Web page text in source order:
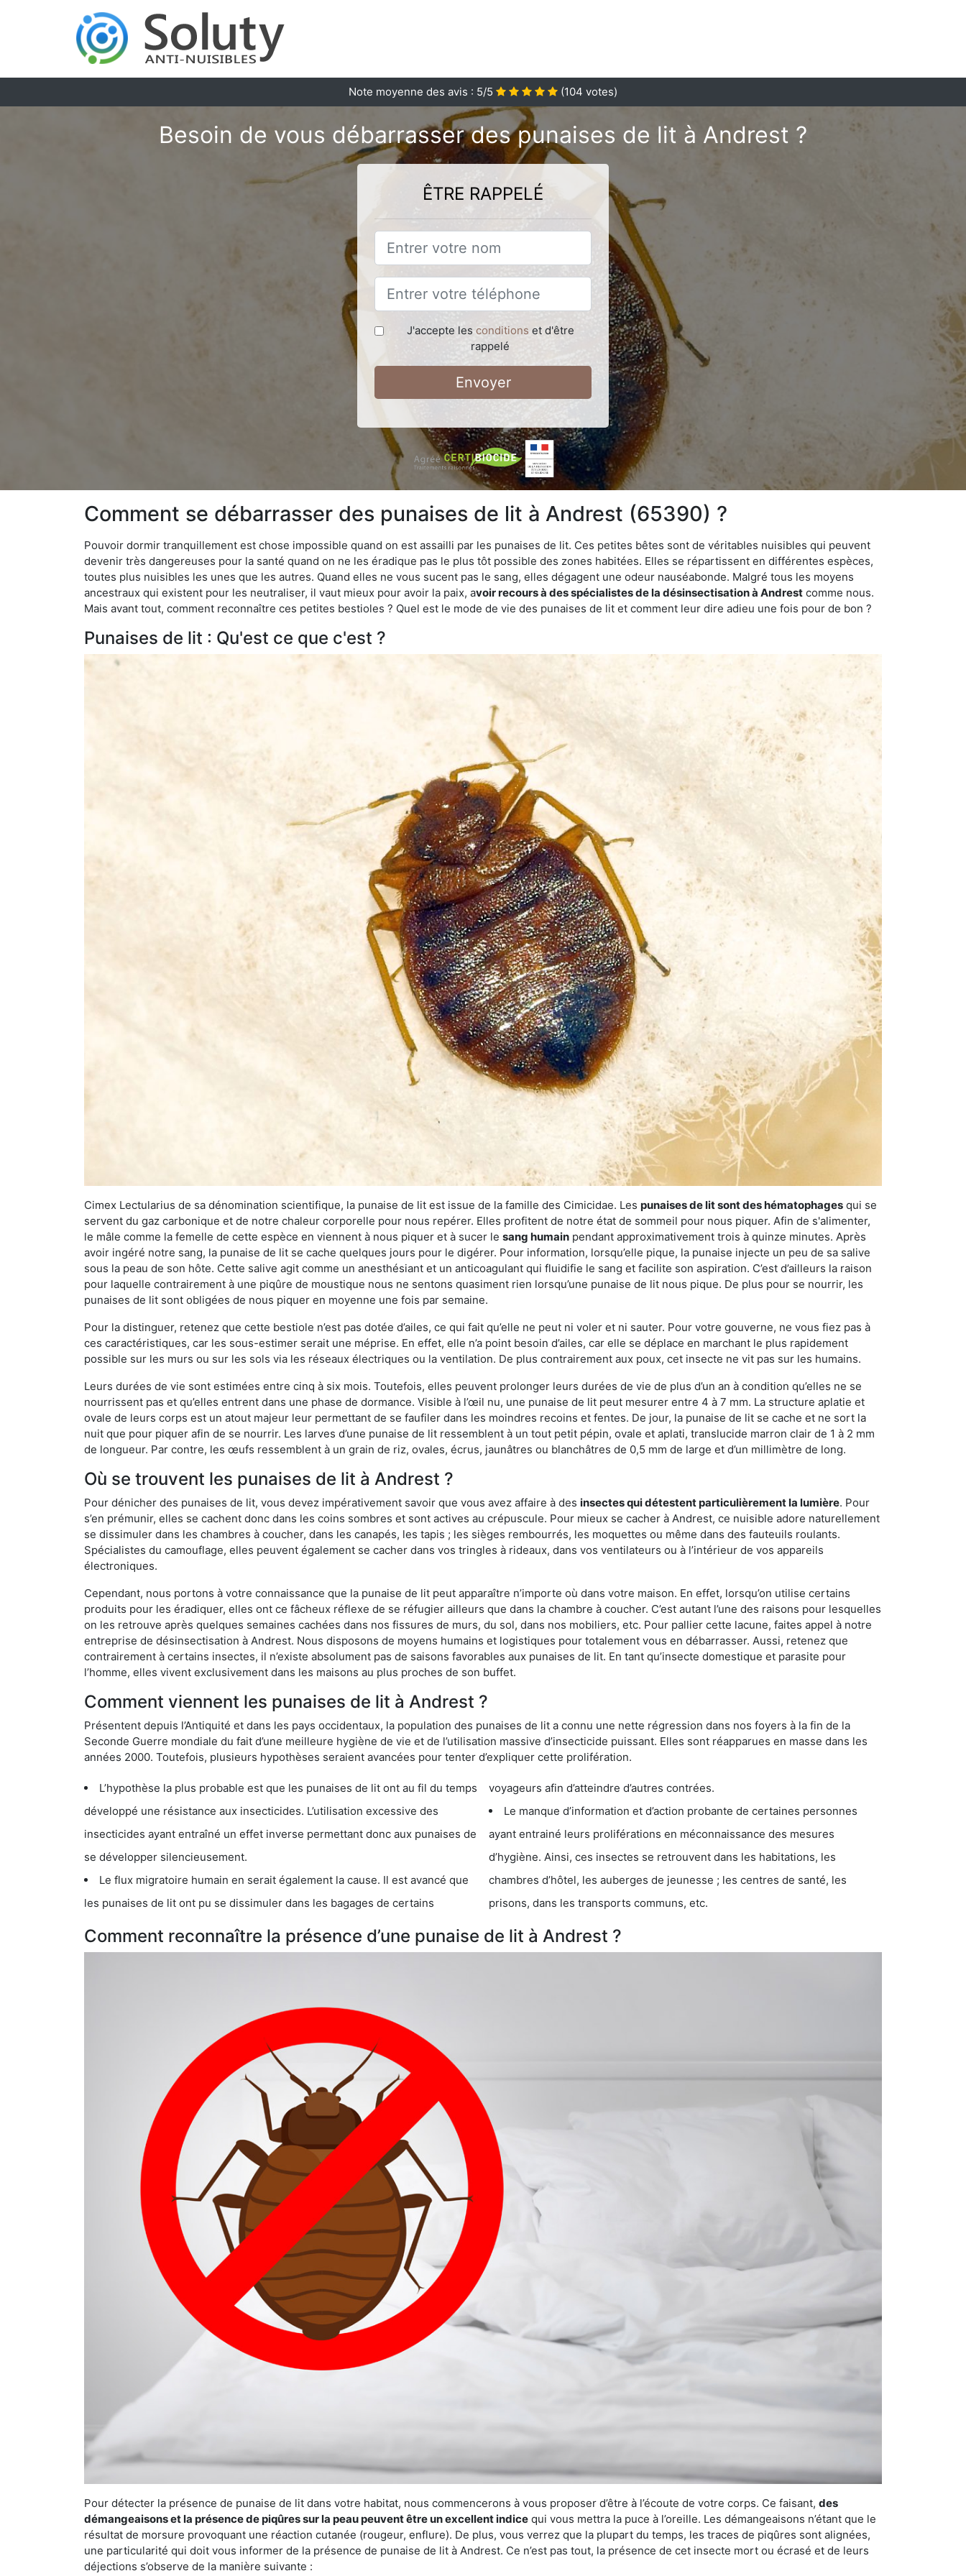
Note moyenne des avis : 5/5 (104 votes)
Besoin de vous débarrasser des punaises de lit à Andrest ?
ÊTRE RAPPELÉ
J'accepte les conditions et d'être
rappelé
Envoyer
Comment se débarrasser des punaises de lit à Andrest (65390) ?
Pouvoir dormir tranquillement est chose impossible quand on est assailli par les punaises de lit. Ces petites bêtes sont de véritables nuisibles qui peuvent
devenir très dangereuses pour la santé quand on ne les éradique pas le plus tôt possible des zones habitées. Elles se répartissent en différentes espèces,
toutes plus nuisibles les unes que les autres. Quand elles ne vous sucent pas le sang, elles dégagent une odeur nauséabonde. Malgré tous les moyens
ancestraux qui existent pour les neutraliser, il vaut mieux pour avoir la paix, avoir recours à des spécialistes de la désinsectisation à Andrest comme nous.
Mais avant tout, comment reconnaître ces petites bestioles ? Quel est le mode de vie des punaises de lit et comment leur dire adieu une fois pour de bon ?
Punaises de lit : Qu'est ce que c'est ?
Cimex Lectularius de sa dénomination scientifique, la punaise de lit est issue de la famille des Cimicidae. Les punaises de lit sont des hématophages qui se
servent du gaz carbonique et de notre chaleur corporelle pour nous repérer. Elles profitent de notre état de sommeil pour nous piquer. Afin de s'alimenter,
le mâle comme la femelle de cette espèce en viennent à nous piquer et à sucer le sang humain pendant approximativement trois à quinze minutes. Après
avoir ingéré notre sang, la punaise de lit se cache quelques jours pour le digérer. Pour information, lorsqu’elle pique, la punaise injecte un peu de sa salive
sous la peau de son hôte. Cette salive agit comme un anesthésiant et un anticoagulant qui fluidifie le sang et facilite son aspiration. C’est d’ailleurs la raison
pour laquelle contrairement à une piqûre de moustique nous ne sentons quasiment rien lorsqu’une punaise de lit nous pique. De plus pour se nourrir, les
punaises de lit sont obligées de nous piquer en moyenne une fois par semaine.
Pour la distinguer, retenez que cette bestiole n’est pas dotée d’ailes, ce qui fait qu’elle ne peut ni voler et ni sauter. Pour votre gouverne, ne vous fiez pas à
ces caractéristiques, car les sous-estimer serait une méprise. En effet, elle n’a point besoin d’ailes, car elle se déplace en marchant le plus rapidement
possible sur les murs ou sur les sols via les réseaux électriques ou la ventilation. De plus contrairement aux poux, cet insecte ne vit pas sur les humains.
Leurs durées de vie sont estimées entre cinq à six mois. Toutefois, elles peuvent prolonger leurs durées de vie de plus d’un an à condition qu’elles ne se
nourrissent pas et qu’elles entrent dans une phase de dormance. Visible à l’œil nu, une punaise de lit peut mesurer entre 4 à 7 mm. La structure aplatie et
ovale de leurs corps est un atout majeur leur permettant de se faufiler dans les moindres recoins et fentes. De jour, la punaise de lit se cache et ne sort la
nuit que pour piquer afin de se nourrir. Les larves d’une punaise de lit ressemblent à un tout petit pépin, ovale et aplati, translucide marron clair de 1 à 2 mm
de longueur. Par contre, les œufs ressemblent à un grain de riz, ovales, écrus, jaunâtres ou blanchâtres de 0,5 mm de large et d’un millimètre de long.
Où se trouvent les punaises de lit à Andrest ?
Pour dénicher des punaises de lit, vous devez impérativement savoir que vous avez affaire à des insectes qui détestent particulièrement la lumière. Pour
s’en prémunir, elles se cachent donc dans les coins sombres et sont actives au crépuscule. Pour mieux se cacher à Andrest, ce nuisible adore naturellement
se dissimuler dans les chambres à coucher, dans les canapés, les tapis ; les sièges rembourrés, les moquettes ou même dans des fauteuils roulants.
Spécialistes du camouflage, elles peuvent également se cacher dans vos tringles à rideaux, dans vos ventilateurs ou à l’intérieur de vos appareils
électroniques.
Cependant, nous portons à votre connaissance que la punaise de lit peut apparaître n’importe où dans votre maison. En effet, lorsqu’on utilise certains
produits pour les éradiquer, elles ont ce fâcheux réflexe de se réfugier ailleurs que dans la chambre à coucher. C’est autant l’une des raisons pour lesquelles
on les retrouve après quelques semaines cachées dans nos fissures de murs, du sol, dans nos mobiliers, etc. Pour pallier cette lacune, faites appel à notre
entreprise de désinsectisation à Andrest. Nous disposons de moyens humains et logistiques pour totalement vous en débarrasser. Aussi, retenez que
contrairement à certains insectes, il n’existe absolument pas de saisons favorables aux punaises de lit. En tant qu’insecte domestique et parasite pour
l’homme, elles vivent exclusivement dans les maisons au plus proches de son buffet.
Comment viennent les punaises de lit à Andrest ?
Présentent depuis l’Antiquité et dans les pays occidentaux, la population des punaises de lit a connu une nette régression dans nos foyers à la fin de la
Seconde Guerre mondiale du fait d’une meilleure hygiène de vie et de l’utilisation massive d’insecticide puissant. Elles sont réapparues en masse dans les
années 2000. Toutefois, plusieurs hypothèses seraient avancées pour tenter d’expliquer cette prolifération.
L’hypothèse la plus probable est que les punaises de lit ont au fil du temps
développé une résistance aux insecticides. L’utilisation excessive des
insecticides ayant entraîné un effet inverse permettant donc aux punaises de
se développer silencieusement.
Le flux migratoire humain en serait également la cause. Il est avancé que
les punaises de lit ont pu se dissimuler dans les bagages de certains
voyageurs afin d’atteindre d’autres contrées.
Le manque d’information et d’action probante de certaines personnes
ayant entrainé leurs proliférations en méconnaissance des mesures
d’hygiène. Ainsi, ces insectes se retrouvent dans les habitations, les
chambres d’hôtel, les auberges de jeunesse ; les centres de santé, les
prisons, dans les transports communs, etc.
Comment reconnaître la présence d’une punaise de lit à Andrest ?
Pour détecter la présence de punaise de lit dans votre habitat, nous commencerons à vous proposer d’être à l’écoute de votre corps. Ce faisant, des
démangeaisons et la présence de piqûres sur la peau peuvent être un excellent indice qui vous mettra la puce à l’oreille. Les démangeaisons n’étant que le
résultat de morsure provoquant une réaction cutanée (rougeur, enflure). De plus, vous verrez que la plupart du temps, les traces de piqûres sont alignées,
une particularité qui doit vous informer de la présence de punaise de lit à Andrest. Ce n’est pas tout, la présence de cet insecte mort ou écrasé et de leurs
déjections s’observe de la manière suivante :